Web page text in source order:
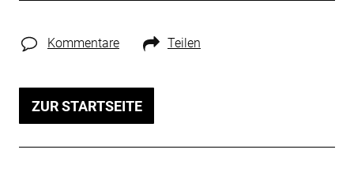
Kommentare Teilen
ZUR STARTSEITE